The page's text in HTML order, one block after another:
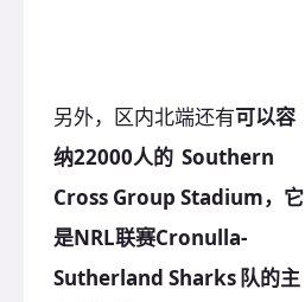
另外，区内北端还有可以容
纳22000人的 Southern
Cross Group Stadium， 它
是NRL联赛Cronulla-
Sutherland Sharks 队的主